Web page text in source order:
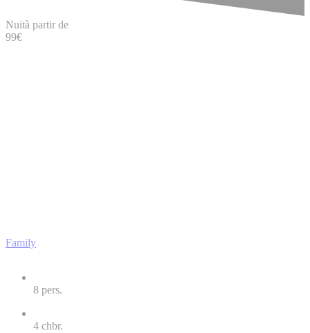
Nuità partir de
99€
Family
8 pers.
4 chbr.